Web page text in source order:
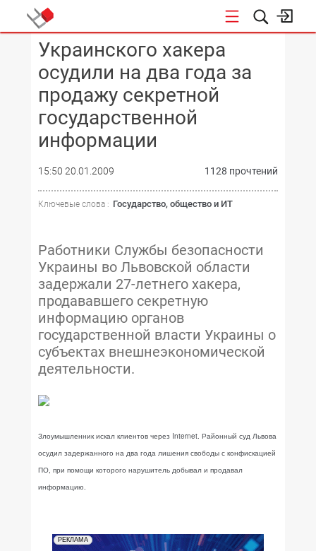
КОНФЕРЕНЦИИ
Украинского хакера
осудили на два года за
продажу секретной
государственной
информации
15:50 20.01.2009 1128 прочтений
Ключевые слова : Государство, общество и ИТ
Работники Службы безопасности
Украины во Львовской области
задержали 27-летнего хакера,
продававшего секретную
информацию органов
государственной власти Украины о
субъектах внешнеэкономической
деятельности.
Злоумышленник искал клиентов через Internet. Районный суд Львова
осудил задержанного на два года лишения свободы с конфискацией
ПО, при помощи которого нарушитель добывал и продавал
информацию.
РЕКЛАМА